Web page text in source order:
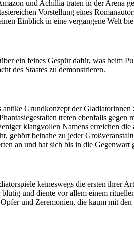
und Achillia traten in der Arena
Vorstellung eines
Einblick in eine vergangene Welt
ein feines Gespür dafür, was beim
des Staates zu demonstrieren.
Grundkonzept der
treten ebenfalls
klangvollen Namens erreichen
gehört beinahe zu jeder
an und hat sich bis in die Gegenwart
keineswegs die ersten ihrer
und diente vor allem einem
und Zeremonien, die kaum mit